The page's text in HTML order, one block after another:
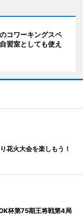
コワーキングスペ
習室としても使え
花火大会を楽しもう！
杯第75期王将戦第4局